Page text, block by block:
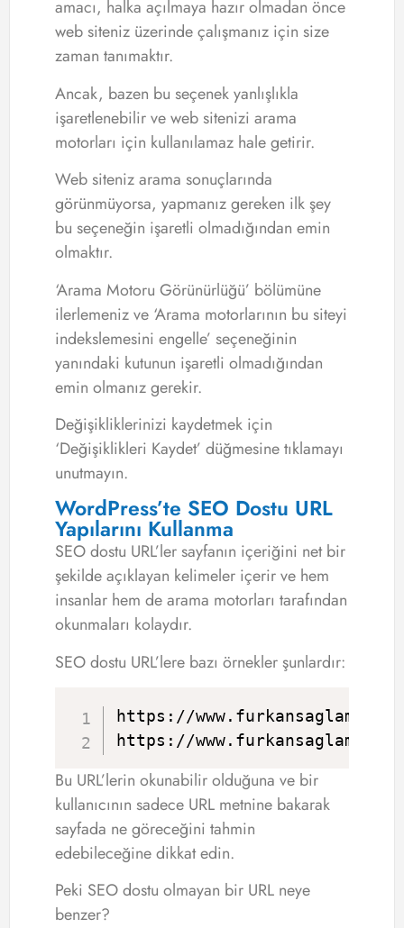
amacı, halka açılmaya hazır olmadan önce
web siteniz üzerinde çalışmanız için size
zaman tanımaktır.
Ancak, bazen bu seçenek yanlışlıkla
işaretlenebilir ve web sitenizi arama
motorları için kullanılamaz hale getirir.
Web siteniz arama sonuçlarında
görünmüyorsa, yapmanız gereken ilk şey
bu seçeneğin işaretli olmadığından emin
olmaktır.
‘Arama Motoru Görünürlüğü’ bölümüne
ilerlemeniz ve ‘Arama motorlarının bu siteyi
indekslemesini engelle’ seçeneğinin
yanındaki kutunun işaretli olmadığından
emin olmanız gerekir.
Değişikliklerinizi kaydetmek için
‘Değişiklikleri Kaydet’ düğmesine tıklamayı
unutmayın.
WordPress’te SEO Dostu URL
Yapılarını Kullanma
SEO dostu URL’ler sayfanın içeriğini net bir
şekilde açıklayan kelimeler içerir ve hem
insanlar hem de arama motorları tarafından
okunmaları kolaydır.
SEO dostu URL’lere bazı örnekler şunlardır:
https://
https://
Bu URL’lerin okunabilir olduğuna ve bir
kullanıcının sadece URL metnine bakarak
sayfada ne göreceğini tahmin
edebileceğine dikkat edin.
Peki SEO dostu olmayan bir URL neye
benzer?